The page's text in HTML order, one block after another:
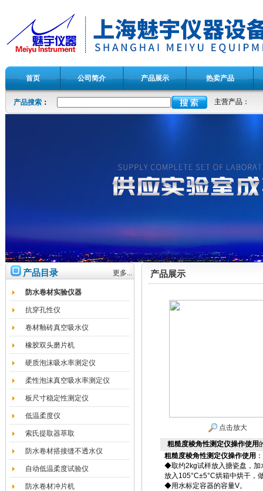
首页 公司简介 产品展示 热卖产品
产品搜索 ： 主营产品：
产品目录 更多...
防水卷材实验仪器
抗穿孔性仪
卷材釉砖真空吸水仪
橡胶双头磨片机
硬质泡沫吸水率测定仪
柔性泡沫真空吸水率测定仪
板尺寸稳定性测定仪
低温柔度仪
索氏提取器萃取
防水卷材搭接缝不透水仪
自动低温柔度试验仪
防水卷材冲片机
产品展示
点击放大
粗糙度棱角性测定仪操作使用
粗糙度棱角性测定仪操作使用 ：
◆取约2kg试样放入搪瓷盘，加
放入105°C±5°C烘箱中烘干，
◆用水标定容器的容量V。